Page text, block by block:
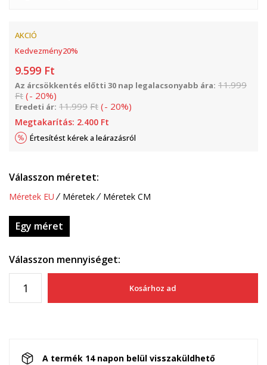
AKCIÓ
Kedvezmény20%
9.599 Ft
Az árcsökkentés előtti 30 nap legalacsonyabb ára: 11.999
Ft (- 20%)
Eredeti ár: 11.999 Ft (- 20%)
Megtakarítás: 2.400 Ft
Értesítést kérek a leárazásról
Válasszon méretet:
Méretek EU Méretek Méretek CM
Egy méret
Válasszon mennyiséget:
Kosárhoz ad
A termék 14 napon belül visszaküldhető